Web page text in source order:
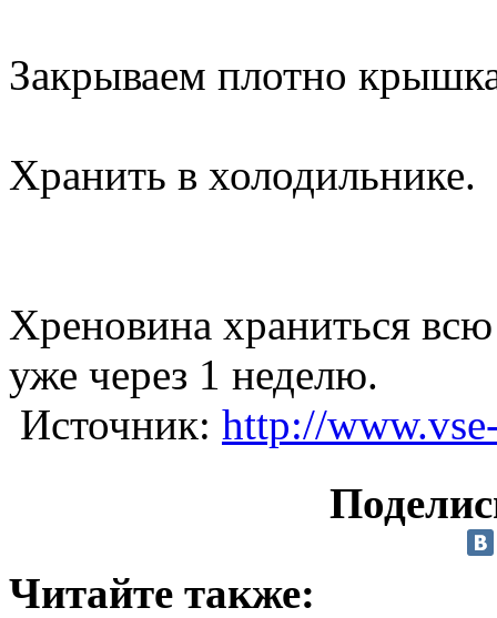
Закрываем плотно
Хранить в холодильнике.
Хреновина храниться
уже через 1 неделю.
Источник: http://
Читайте также: